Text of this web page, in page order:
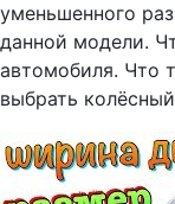
уменьшенного
данной модели.
автомобиля. Что
выбрать